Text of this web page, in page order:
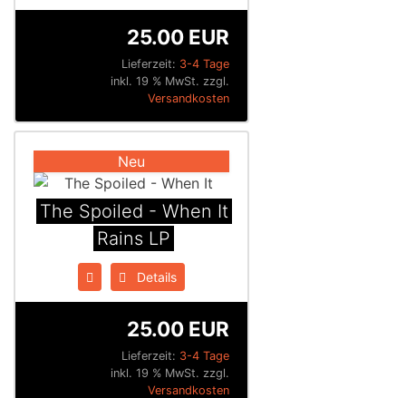
Lieferzeit: 3-4 Tage
25.00 EUR
inkl. 19 % MwSt. zzgl.
Versandkosten
Neu
The Spoiled - When It
Rains LP
Details
Lieferzeit: 3-4 Tage
25.00 EUR
inkl. 19 % MwSt. zzgl.
Versandkosten